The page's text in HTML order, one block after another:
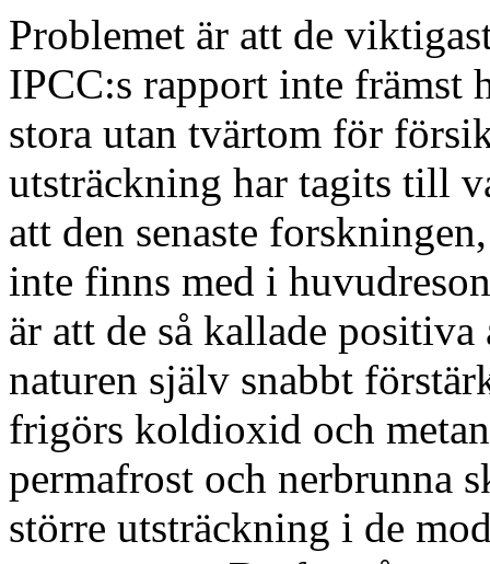
Problemet är att de
IPCC:s rapport inte främst
stora utan tvärtom för
utsträckning har tagits till
att den senaste
inte finns med i
är att de så kallade
naturen själv snabbt
frigörs koldioxid och
permafrost och nerbrunna
större utsträckning i de